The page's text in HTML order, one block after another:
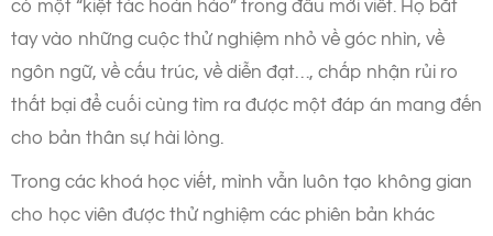
có một “kiệt tác hoàn hảo” trong đầu mới viết. Họ bắt
tay vào những cuộc thử nghiệm nhỏ về góc nhìn, về
ngôn ngữ, về cấu trúc, về diễn đạt…, chấp nhận rủi ro
thất bại để cuối cùng tìm ra được một đáp án mang đến
cho bản thân sự hài lòng.
Trong các khoá học viết, mình vẫn luôn tạo không gian
cho học viên được thử nghiệm các phiên bản khác